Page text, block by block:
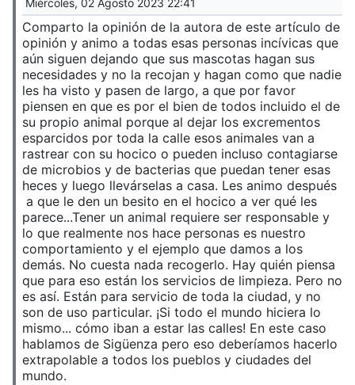
Miércoles, 02 Agosto 2023 22:41
Comparto la opinión de la autora de este artículo de
opinión y animo a todas esas personas incívicas que
aún siguen dejando que sus mascotas hagan sus
necesidades y no la recojan y hagan como que nadie
les ha visto y pasen de largo, a que por favor
piensen en que es por el bien de todos incluido el de
su propio animal porque al dejar los excrementos
esparcidos por toda la calle esos animales van a
rastrear con su hocico o pueden incluso contagiarse
de microbios y de bacterias que puedan tener esas
heces y luego llevárselas a casa. Les animo después
a que le den un besito en el hocico a ver qué les
parece...Tener un animal requiere ser responsable y
lo que realmente nos hace personas es nuestro
comportamiento y el ejemplo que damos a los
demás. No cuesta nada recogerlo. Hay quién piensa
que para eso están los servicios de limpieza. Pero no
es así. Están para servicio de toda la ciudad, y no
son de uso particular. ¡Si todo el mundo hiciera lo
mismo... cómo iban a estar las calles! En este caso
hablamos de Sigüenza pero eso deberíamos hacerlo
extrapolable a todos los pueblos y ciudades del
mundo.